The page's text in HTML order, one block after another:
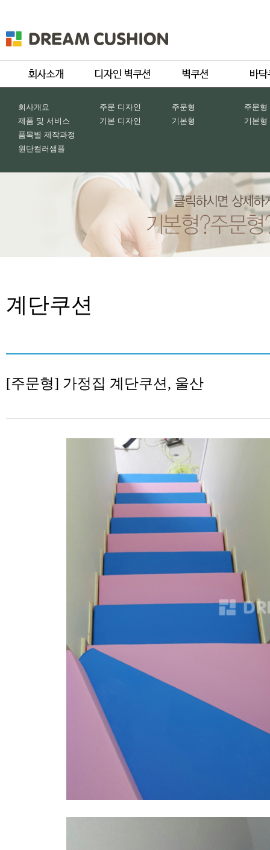
회사개요
제품 및 서비스
품목별 제작과정
원단컬러샘플
주문 디자인
기본 디자인
주문형
기본형
주문형
기본형
계단쿠션
[주문형] 가정집 계단쿠션, 울산